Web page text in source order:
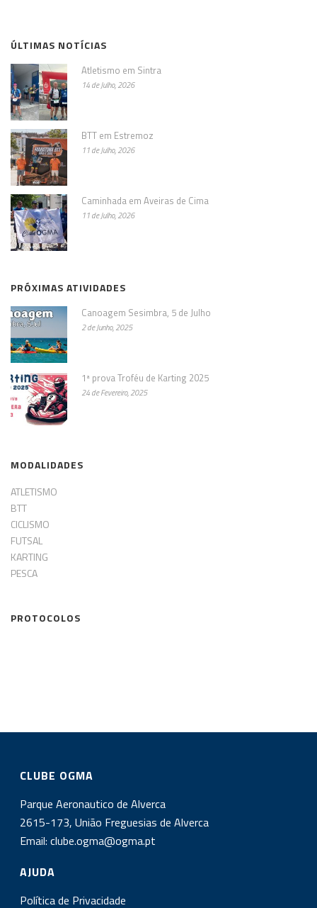
ÚLTIMAS NOTÍCIAS
Atletismo em Sintra
14 de Julho, 2026
BTT em Estremoz
11 de Julho, 2026
Caminhada em Aveiras de Cima
11 de Julho, 2026
PRÓXIMAS ATIVIDADES
Canoagem Sesimbra, 5 de Julho
2 de Junho, 2025
1ª prova Troféu de Karting 2025
24 de Fevereiro, 2025
MODALIDADES
ATLETISMO
BTT
CICLISMO
FUTSAL
KARTING
PESCA
PROTOCOLOS
CLUBE OGMA
Parque Aeronautico de Alverca
2615-173, União Freguesias de Alverca
Email:clube.ogma@ogma.pt
AJUDA
Política de Privacidade